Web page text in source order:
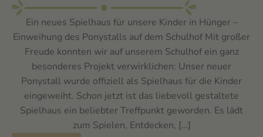
Ein neues Spielhaus für unsere Kinder in Hünger –
Einweihung des Ponystalls auf dem Schulhof Mit großer
Freude konnten wir auf unserem Schulhof ein ganz
besonderes Projekt verwirklichen: Unser neuer
Ponystall wurde offiziell als Spielhaus für die Kinder
eingeweiht. Schon jetzt ist das liebevoll gestaltete
Spielhaus ein beliebter Treffpunkt geworden. Es lädt
zum Spielen, Entdecken, […]